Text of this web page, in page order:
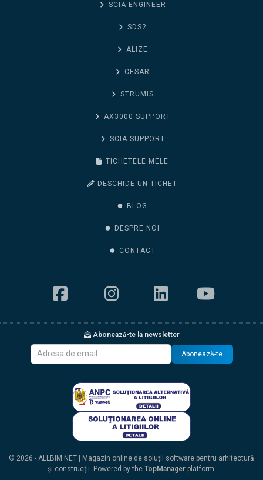
SCIA ENGINEER
SDS2
ALIZE
CESAR
STRUMIS
AX3000 SUPPORT
SCIA SUPPORT
TICHETELE MELE
DESCHIDE UN TICHET
BLOG
DESPRE NOI
CONTACT
Abonează-te la newsletter
Abonează-te
© 2026 - ALLBIM NET | Magazin online de soluții software pentru arhitectură
și construcții. Powered by the TopManagerplatform.